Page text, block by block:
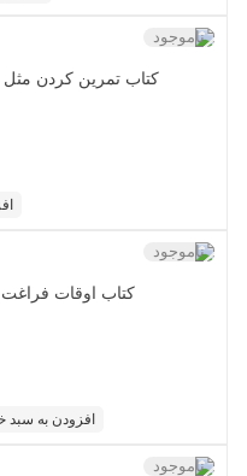
کتاب تمرین کردن مثل
ناموجود
کتاب اوقات فراغت
ناموجود
افزودن به سبد خرید
ناموجود